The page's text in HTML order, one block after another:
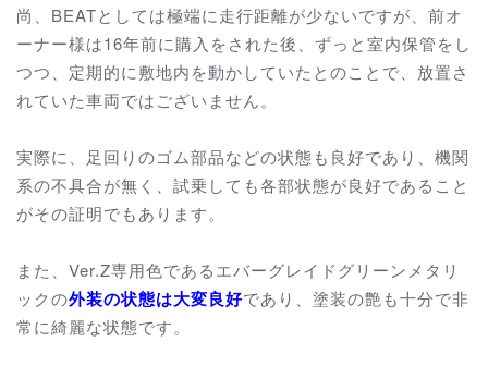
尚、BEATとしては極端に走行距離が少ないですが、前オ
ーナー様は16年前に購入をされた後、ずっと室内保管をし
つつ、定期的に敷地内を動かしていたとのことで、放置さ
れていた車両ではございません。
実際に、足回りのゴム部品などの状態も良好であり、機関
系の不具合が無く、試乗しても各部状態が良好であること
がその証明でもあります。
また、Ver.Z専用色であるエバーグレイドグリーンメタリ
ックの外装の状態は大変良好であり、塗装の艶も十分で非
常に綺麗な状態です。